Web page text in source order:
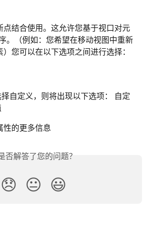
点结合使用。这允许您基于视口对元
。（例如：您希望在移动视图中重新
您可以在以下选项之间进行选择：
自定义，则将出现以下选项： 自定
性的更多信息
否解答了您的问题？
😞 😐 😃